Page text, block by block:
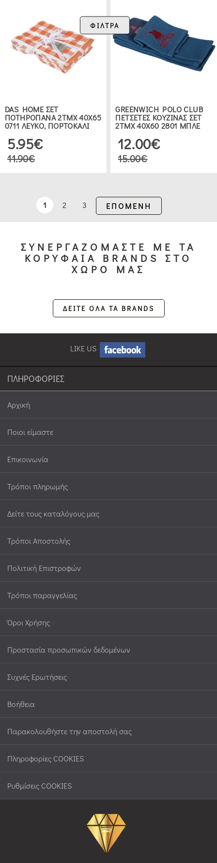
DAS HOME ΣΕΤ
ΠΟΤΗΡΟΠΑΝΑ 2ΤΜΧ 40Χ65
0711 ΛΕΥΚΟ, ΠΟΡΤΟΚΑΛΙ
5.95€
11.90€
GREENWICH POLO CLUB
ΠΕΤΣΕΤΕΣ ΚΟΥΖΙΝΑΣ ΣΕΤ
2TMX 40Χ60 2801 ΜΠΛΕ
12.00€
15.00€
1 2 3 ΕΠΟΜΕΝΗ
ΦΙΛΤΡΑ
ΣΥΝΕΡΓΑΖΟΜΑΣΤΕ ΜΕ ΤΑ
ΚΟΡΥΦΑΙΑ BRANDS ΣΤΟ
ΧΩΡΟ ΜΑΣ
ΔΕΙΤΕ ΟΛΑ ΤΑ BRANDS
LIKE US
ΠΛΗΡΟΦΟΡΙΕΣ
Αρχική
Ποιοι είμαστε
Επικοινωνία
Τρόποι πληρωμής
Δείτε τους καταλόγους μας
Τρόποι Αποστολής
Πολιτική Επιστροφών
Τρόποι παραγγελίας
Όροι Χρήσης
Προστασία προσωπικών δεδομένων
Συχνές Ερωτήσεις
Βοήθεια
Παρακολουθήστε την αποστολή σας
Πληροφορίες COOKIES
Ρυθμίσεις COOKIES